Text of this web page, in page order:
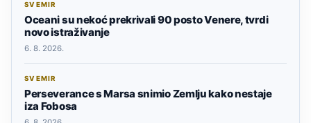
SVEMIR
Oceani su nekoć prekrivali 90 posto Venere, tvrdi
novo istraživanje
6. 8. 2026.
SVEMIR
Perseverance s Marsa snimio Zemlju kako nestaje
iza Fobosa